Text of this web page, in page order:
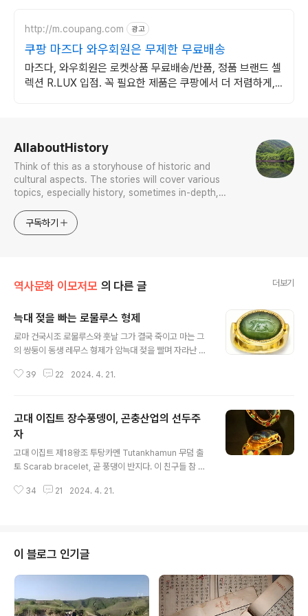
http://m.coupang.com 광고
쿠팡 마즈다 와우회원은 무제한 무료배송
마즈다, 와우회원은 로켓상품 무료배송/반품, 정품 브랜드 셀
렉션 R.LUX 입점. 꼭 필요한 제품은 쿠팡에서 더 저렴하게,
AllaboutHistory
Think of this as a storyhouse of historic and
cultural aspects. The stories will cover various
topics, especially history, sometimes in-depth,
approach will be to resist any common sense or
generalized viewpoint
구독하기
역사문화 이모저모 의 다른 글 더보기
늑대 젖을 빠는 로물루스 형제
로마 건국시조 로물루스와 훗날 그가 결국 죽이고 마는 그
의 쌍둥이 동생 레무스 형제가 암늑대 젖을 빨며 자라난 이
예품이 더러 있다. 저는 기원전 1세기 무렵 로마시대 gold
대응어가 쉬 보이지 않는다. 이런 돌이라는데 신민아가 열
렬히 광고하는 그린 칼세도니라고 외우 이정우 선생이 소
개한다. 칼세도니 라 읽나보다. 한중일 모두 옥수玉髓 라
39 22 2024. 4. 21.
고대 이집트 장수풍뎅이, 곤충산업의 선두주
자
고대 이집트 제18왕조 투탕카멘 Tutankhamun 무덤 출
토 Scarab bracelet, 곧 풍댕이 반지다. 이 친구들 참 풍
때 사람을 집어삼키는 곤충으로 등장한다. 보나마나 개소
34 21 2024. 4. 21.
이 블로그 인기글